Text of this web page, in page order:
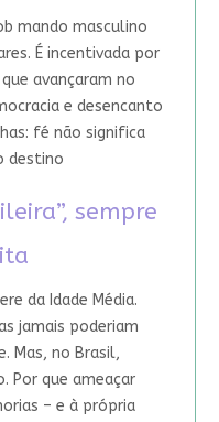
mando masculino
É incentivada por
avançaram no
e desencanto
fé não significa
destino
sempre
da Idade Média.
jamais poderiam
Mas, no Brasil,
Por que ameaçar
– e à própria